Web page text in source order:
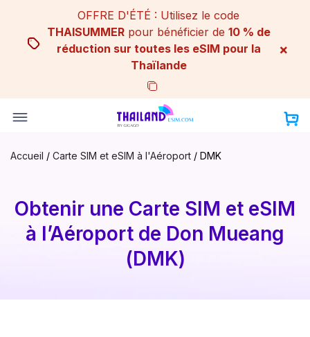
content
OFFRE D'ÉTÉ : Utilisez le code
THAISUMMERpour bénéficier de 10 % de
réduction sur toutes les eSIM pour la
Thaïlande
×
Accueil / Carte SIM et eSIM à l'Aéroport / DMK
Obtenir une Carte SIM et eSIM
à l’Aéroport de Don Mueang
(DMK)